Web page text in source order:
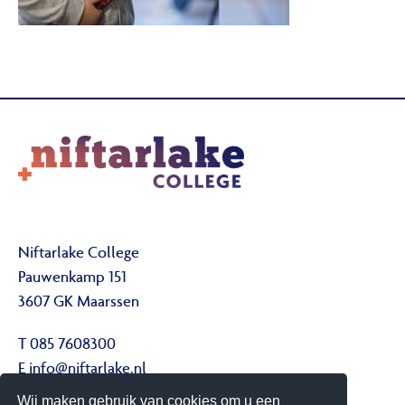
Wij maken gebruik van cookies om u een
Niftarlake College
Pauwenkamp 151
3607 GK Maarssen
T 085 7608300
Einfo@niftarlake.nl